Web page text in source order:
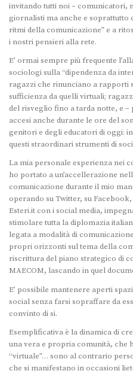
invitando tutti noi – comunicatori,
giornalisti ma anche e soprattutto
ritmi della comunicazione” e a
i nostri pensieri alla rete.
E’ ormai sempre più frequente
sociologi sulla “dipendenza da
ragazzi che rinunciano a rapporti
sufficienza da quelli virtuali;
del risveglio fino a tarda notte, e
accesi anche durante le ore del
genitori e degli educatori di oggi:
questi straordinari strumenti di
La mia personale esperienza nei
ho portato a un’accellerazione
comunicazione durante il mio
operando su Twitter, su
Esteri.it con i social media,
stimolare tutta la diplomazia
legata a modalità di
propri orizzonti sul tema della
riscrittura del piano strategico di
MAECOM, lascando in quel
E’ possibile mantenere aperti
social senza farsi sopraffare da
convinto di si.
Esemplificativa è la dinamica di
una vera e propria comunità, che
“virtuale”… sono al contrario
che si manifestano in occasioni